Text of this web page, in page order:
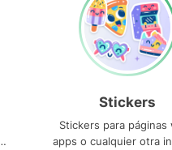
Stickers
Stickers para páginas
apps o cualquier otra